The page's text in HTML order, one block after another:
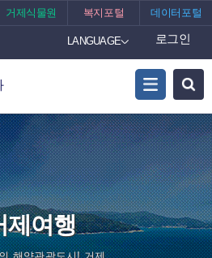
거제식물원 복지포털 데이터포털
LANGUAGE 로그인
제여행